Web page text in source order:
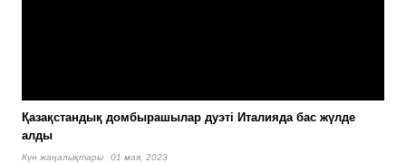
Қазақстандық домбырашылар дуэті Италияда бас жүлде
алды
Күн жаңалықтары 01 мая, 2023